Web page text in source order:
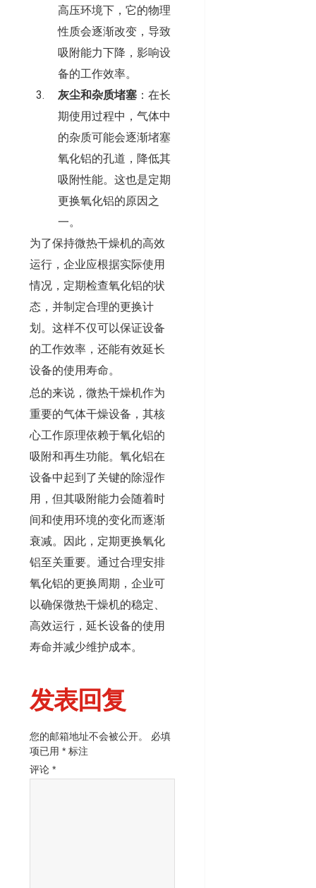
高压环境下，它的物理
性质会逐渐改变，导致
吸附能力下降，影响设
备的工作效率。
灰尘和杂质堵塞 ：在长
期使用过程中，气体中
的杂质可能会逐渐堵塞
氧化铝的孔道，降低其
吸附性能。这也是定期
更换氧化铝的原因之
一。
为了保持微热干燥机的高效
运行，企业应根据实际使用
情况，定期检查氧化铝的状
态，并制定合理的更换计
划。这样不仅可以保证设备
的工作效率，还能有效延长
设备的使用寿命。
总的来说，微热干燥机作为
重要的气体干燥设备，其核
心工作原理依赖于氧化铝的
吸附和再生功能。氧化铝在
设备中起到了关键的除湿作
用，但其吸附能力会随着时
间和使用环境的变化而逐渐
衰减。因此，定期更换氧化
铝至关重要。通过合理安排
氧化铝的更换周期，企业可
以确保微热干燥机的稳定、
高效运行，延长设备的使用
寿命并减少维护成本。
发表回复
您的邮箱地址不会被公开。
必填
项已用 * 标注
评论 *